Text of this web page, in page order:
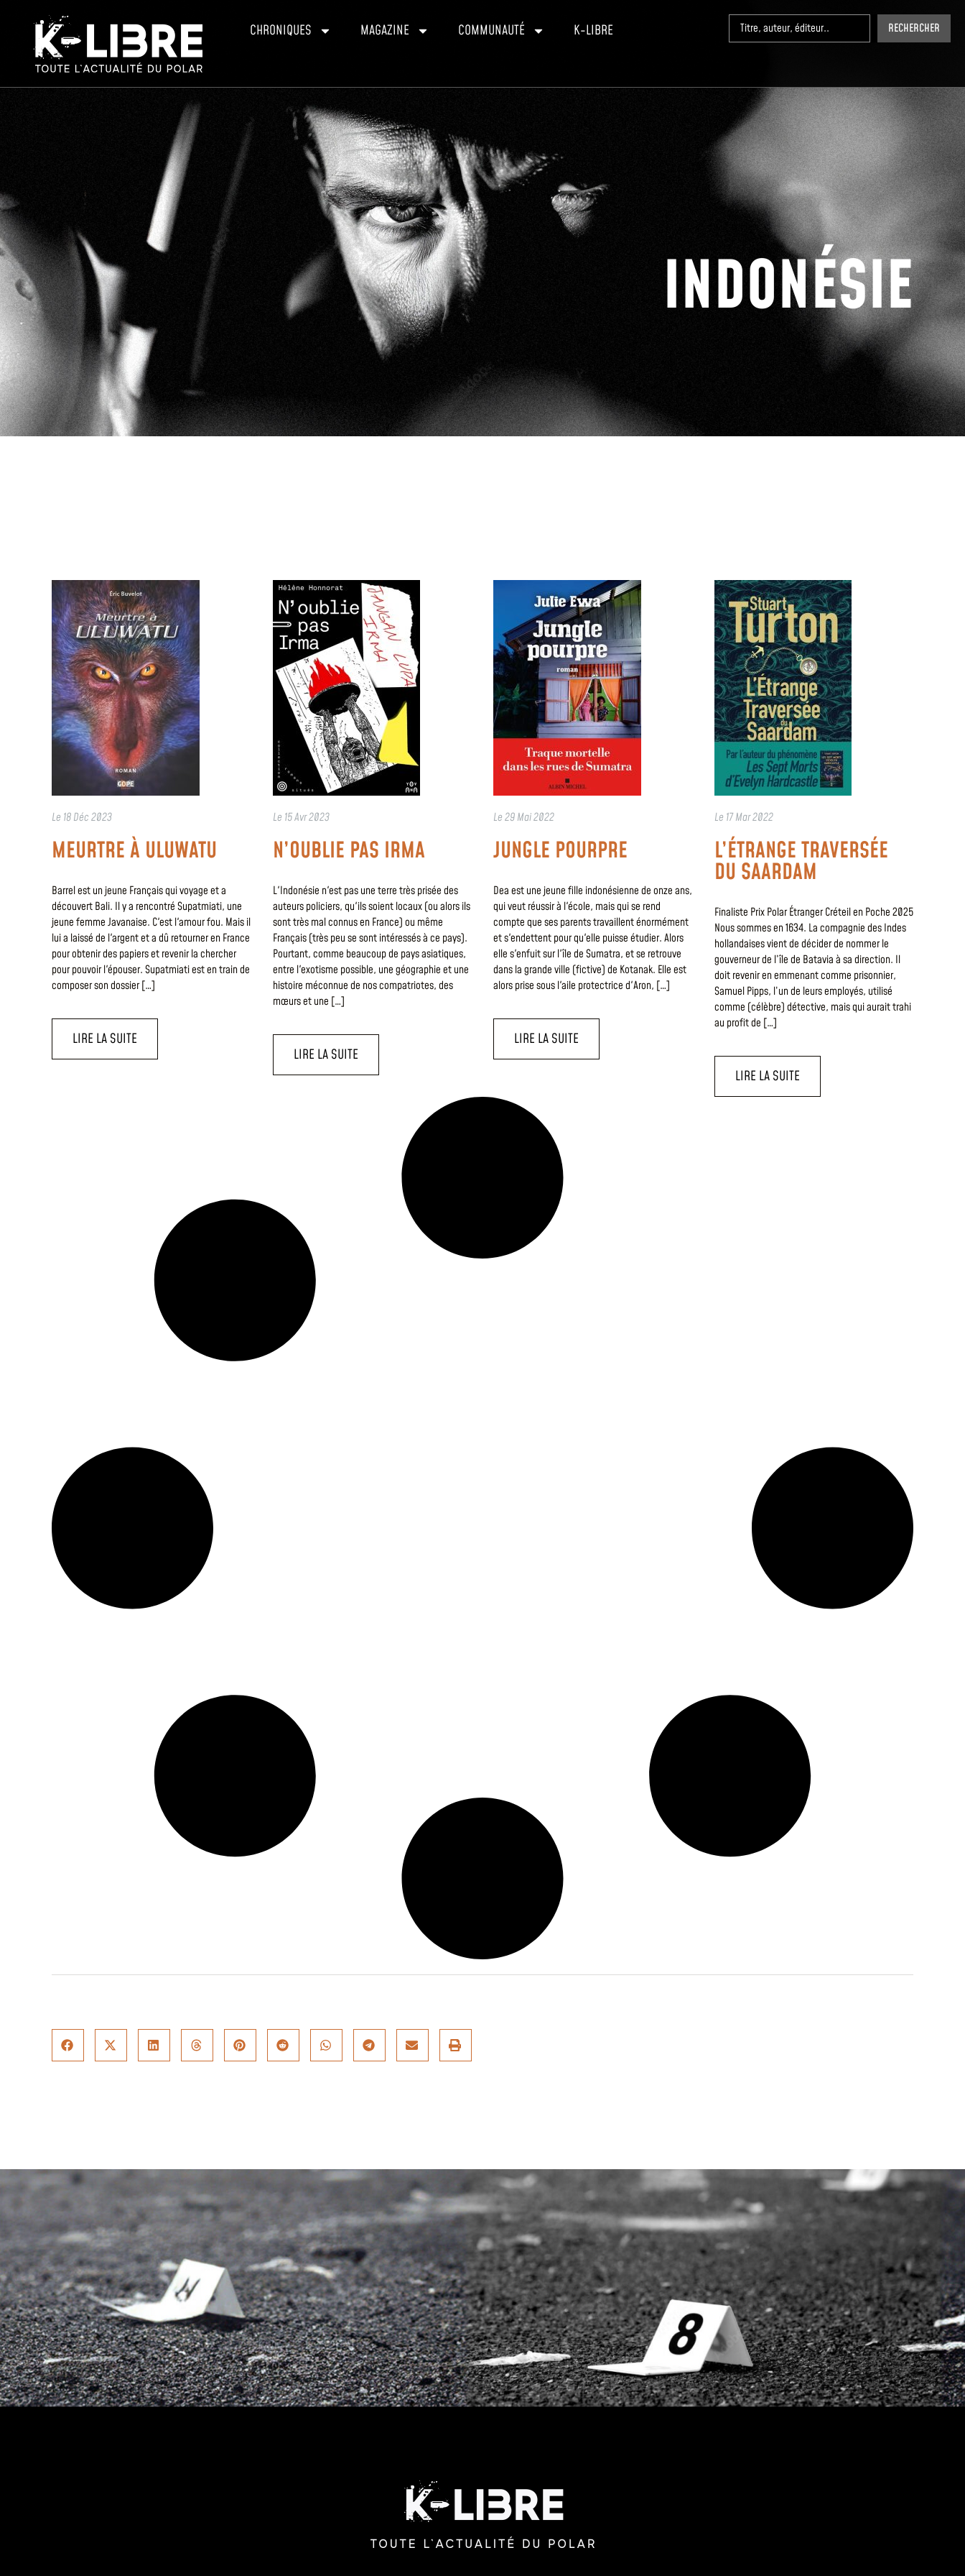
CHRONIQUES MAGAZINE COMMUNAUTÉ K-LIBRE RECHERCHER
INDONÉSIE
Le 18 Déc 2023
MEURTRE À ULUWATU
Barrel est un jeune Français qui voyage et a
découvert Bali. Il y a rencontré Supatmiati, une
jeune femme Javanaise. C'est l'amour fou. Mais il
lui a laissé de l'argent et a dû retourner en France
pour obtenir des papiers et revenir la chercher
pour pouvoir l'épouser. Supatmiati est en train de
composer son dossier […]
LIRE LA SUITE
Le 15 Avr 2023
N’OUBLIE PAS IRMA
L'Indonésie n'est pas une terre très prisée des
auteurs policiers, qu'ils soient locaux (ou alors ils
sont très mal connus en France) ou même
Français (très peu se sont intéressés à ce pays).
Pourtant, comme beaucoup de pays asiatiques,
entre l'exotisme possible, une géographie et une
histoire méconnue de nos compatriotes, des
mœurs et une […]
LIRE LA SUITE
Le29 Mai 2022
JUNGLE POURPRE
Dea est une jeune fille indonésienne de onze ans,
qui veut réussir à l'école, mais qui se rend
compte que ses parents travaillent énormément
et s'endettent pour qu'elle puisse étudier. Alors
elle s'enfuit sur l'île de Sumatra, et se retrouve
dans la grande ville (fictive) de Kotanak. Elle est
alors prise sous l'aile protectrice d'Aron, […]
LIRE LA SUITE
Le 17 Mar 2022
L’ÉTRANGE TRAVERSÉE
DU SAARDAM
Finaliste Prix Polar Étranger Créteil en Poche 2025
Nous sommes en 1634. La compagnie des Indes
hollandaises vient de décider de nommer le
gouverneur de l’île de Batavia à sa direction. Il
doit revenir en emmenant comme prisonnier,
Samuel Pipps, l’un de leurs employés, utilisé
comme (célèbre) détective, mais qui aurait trahi
au profit de […]
LIRE LA SUITE